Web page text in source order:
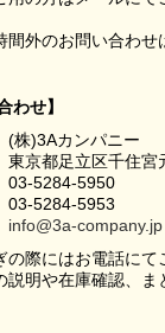
外のお問い合わせ
わせ】
(株)3Aカンパニー
東京都足立区千住
03-5284-5950
03-5284-5953
info@3a-company.jp
の際にはお電話にて
明や在庫確認、ま